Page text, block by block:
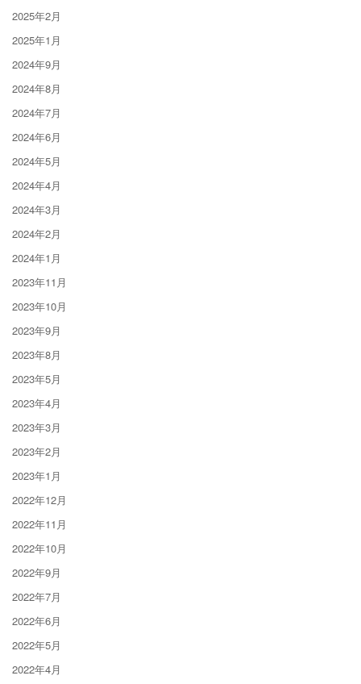
2025年2月
2025年1月
2024年9月
2024年8月
2024年7月
2024年6月
2024年5月
2024年4月
2024年3月
2024年2月
2024年1月
2023年11月
2023年10月
2023年9月
2023年8月
2023年5月
2023年4月
2023年3月
2023年2月
2023年1月
2022年12月
2022年11月
2022年10月
2022年9月
2022年7月
2022年6月
2022年5月
2022年4月